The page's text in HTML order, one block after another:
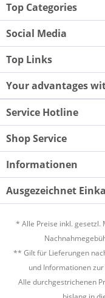
Top Categories
Social Media
Top Links
Your advantages
Service Hotline
Shop Service
Informationen
Ausgezeichnet
* Alle Preise inkl. gesetzl.
** Gilt für Lieferungen
und Informationen
Alle durchgestrichenen